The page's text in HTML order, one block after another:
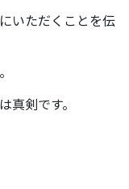
いただくことを伝
剣です。